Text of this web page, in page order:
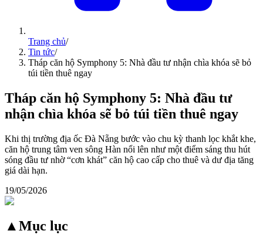
Trang chủ/
Tin tức/
Tháp căn hộ Symphony 5: Nhà đầu tư nhận chìa khóa sẽ bỏ
túi tiền thuê ngay
Tháp căn hộ Symphony 5: Nhà đầu tư
nhận chìa khóa sẽ bỏ túi tiền thuê ngay
Khi thị trường địa ốc Đà Nẵng bước vào chu kỳ thanh lọc khắt khe,
căn hộ trung tâm ven sông Hàn nổi lên như một điểm sáng thu hút
sóng đầu tư nhờ “cơn khát” căn hộ cao cấp cho thuê và dư địa tăng
giá dài hạn.
19/05/2026
▲Mục lục